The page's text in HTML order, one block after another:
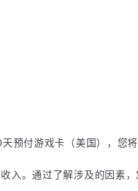
预付游戏卡（美国），您
入。通过了解涉及的因素